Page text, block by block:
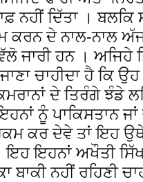
ਨਹੀਂ ਦਿੱਤਾ । ਬਲਕਿ
ਕਰਨ ਦੇ ਨਾਲ-ਨਾਲ
ਜਾਰੀ ਹਨ । ਅਜਿਹੇ
ਚਾਹੀਦਾ ਹੈ ਕਿ ਉਹ
ਦੇ ਤਿਰੰਗੇ ਝੰਡੇ
ਨੂੰ ਪਾਕਿਸਤਾਨ
ਕਰ ਦੇਵੇ ਤਾਂ ਇਹ
ਇਹਨਾਂ ਅਖੌਤੀ
ਨਹੀਂ ਰਹਿਣੀ